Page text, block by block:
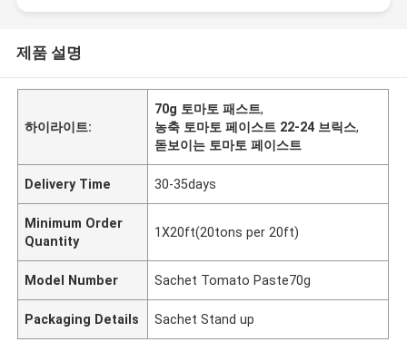
제품 설명
하이라이트:
70g 토마토 패스트,
농축 토마토 페이스트 22-24 브릭스,
돋보이는 토마토 페이스트
Delivery Time 30-35days
Minimum Order
Quantity
1X20ft(20tons per 20ft)
Model Number Sachet Tomato Paste70g
Packaging Details Sachet Stand up